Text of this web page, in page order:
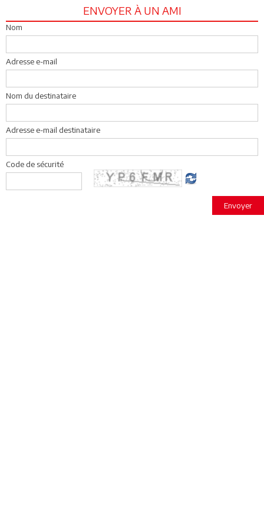
ENVOYER À UN AMI
Nom
Adresse e-mail
Nom du destinataire
Adresse e-mail destinataire
Code de sécurité
Envoyer